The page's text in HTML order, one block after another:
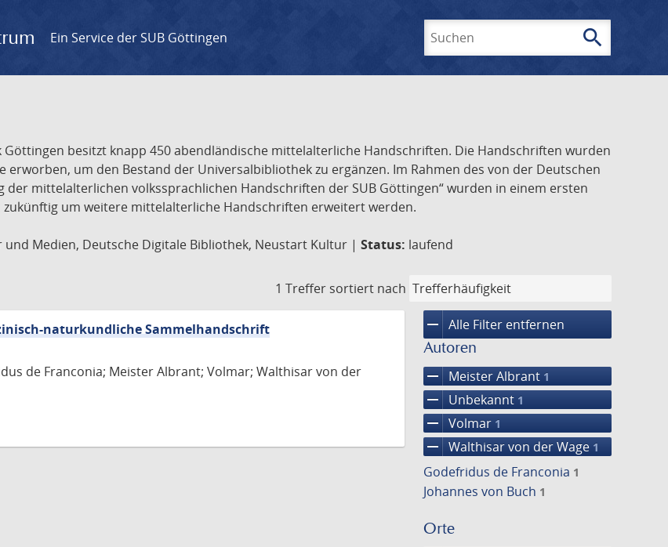
Ein Service der SUB Göttingen search
besitzt knapp 450 abendländische mittelalterliche Handschriften. Die Handschriften wurden
erworben, um den Bestand der Universalbibliothek zu ergänzen. Im Rahmen des von der Deutschen
mittelalterlichen volkssprachlichen Handschriften der SUB Göttingen“ wurden in einem ersten
um weitere mittelalterliche Handschriften erweitert werden.
Medien, Deutsche Digitale Bibliothek, Neustart Kultur | Status: laufend
1 Treffer sortiert nach
remove Alle Filter entfernen
Autoren
remove Meister Albrant 1
remove Unbekannt 1
remove Volmar 1
remove Walthisar von der Wage 1
Godefridus de Franconia 1
Johannes von Buch 1
Orte
naturkundliche Sammelhandschrift
de Franconia; Meister Albrant; Volmar; Walthisar von der